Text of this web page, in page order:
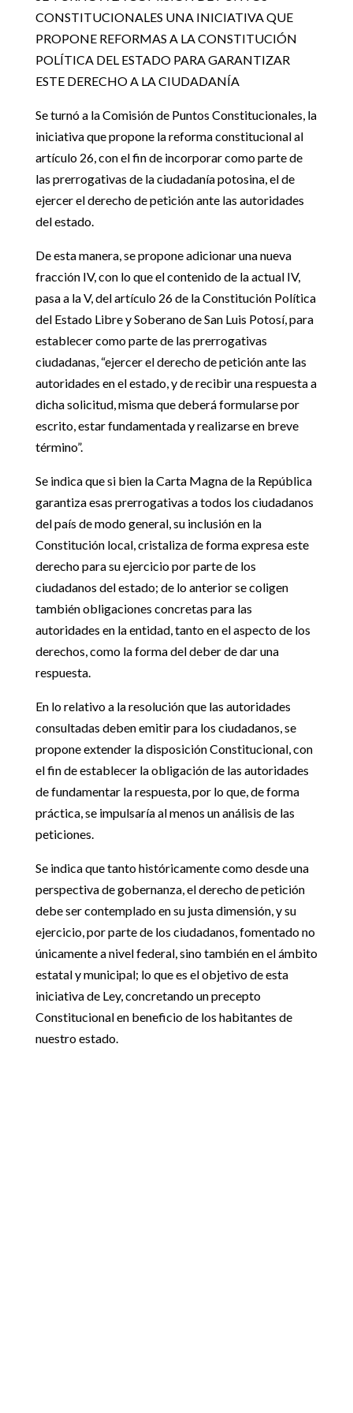
CONSTITUCIONALES UNA INICIATIVA QUE
PROPONE REFORMAS A LA CONSTITUCIÓN
POLÍTICA DEL ESTADO PARA GARANTIZAR
ESTE DERECHO A LA CIUDADANÍA
Se turnó a la Comisión de Puntos Constitucionales, la
iniciativa que propone la reforma constitucional al
artículo 26, con el fin de incorporar como parte de
las prerrogativas de la ciudadanía potosina, el de
ejercer el derecho de petición ante las autoridades
del estado.
De esta manera, se propone adicionar una nueva
fracción IV, con lo que el contenido de la actual IV,
pasa a la V, del artículo 26 de la Constitución Política
del Estado Libre y Soberano de San Luis Potosí, para
establecer como parte de las prerrogativas
ciudadanas, “ejercer el derecho de petición ante las
autoridades en el estado, y de recibir una respuesta a
dicha solicitud, misma que deberá formularse por
escrito, estar fundamentada y realizarse en breve
término”.
Se indica que si bien la Carta Magna de la República
garantiza esas prerrogativas a todos los ciudadanos
del país de modo general, su inclusión en la
Constitución local, cristaliza de forma expresa este
derecho para su ejercicio por parte de los
ciudadanos del estado; de lo anterior se coligen
también obligaciones concretas para las
autoridades en la entidad, tanto en el aspecto de los
derechos, como la forma del deber de dar una
respuesta.
En lo relativo a la resolución que las autoridades
consultadas deben emitir para los ciudadanos, se
propone extender la disposición Constitucional, con
el fin de establecer la obligación de las autoridades
de fundamentar la respuesta, por lo que, de forma
práctica, se impulsaría al menos un análisis de las
peticiones.
Se indica que tanto históricamente como desde una
perspectiva de gobernanza, el derecho de petición
debe ser contemplado en su justa dimensión, y su
ejercicio, por parte de los ciudadanos, fomentado no
únicamente a nivel federal, sino también en el ámbito
estatal y municipal; lo que es el objetivo de esta
iniciativa de Ley, concretando un precepto
Constitucional en beneficio de los habitantes de
nuestro estado.